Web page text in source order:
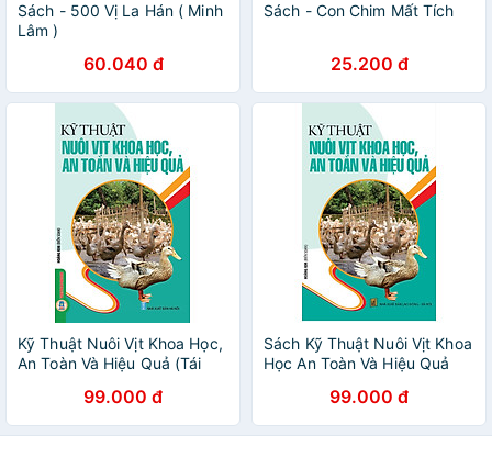
Sách - 500 Vị La Hán ( Minh
Lâm )
60.040 đ
Sách - Con Chim Mất Tích
25.200 đ
Kỹ Thuật Nuôi Vịt Khoa Học,
An Toàn Và Hiệu Quả (Tái
99.000 đ
Sách Kỹ Thuật Nuôi Vịt Khoa
Học An Toàn Và Hiệu Quả
99.000 đ